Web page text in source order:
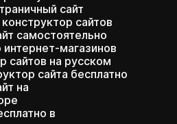
сайт
сайтов
самостоятельно
интернет-магазинов
сайтов на русском
сайта бесплатно
на
в